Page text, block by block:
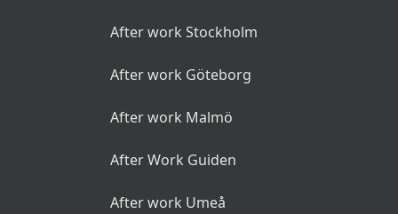
After work Stockholm
After work Göteborg
After work Malmö
After Work Guiden
After work Umeå